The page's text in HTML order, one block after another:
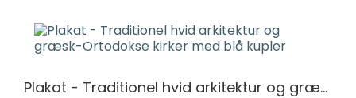
Plakat - Traditionel hvid arkitektur og græsk-Ortodokse kirker med blå kupler